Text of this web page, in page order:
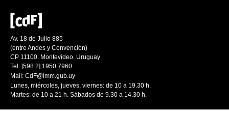
Av. 18 de Julio 885
(entre Andes y Convención)
CP 11100. Montevideo. Uruguay
Tel: [598 2] 1950 7960
Mail: CdF@imm.gub.uy
Lunes, miércoles, jueves, viernes: de 10 a 19.30 h.
Martes: de 10 a 21 h. Sábados de 9.30 a 14.30 h.